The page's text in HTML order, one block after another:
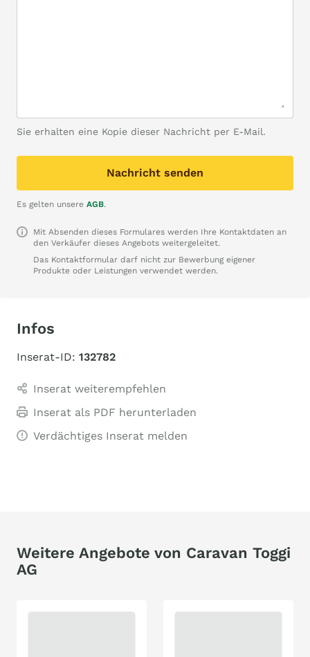
Sie erhalten eine Kopie dieser Nachricht per E-Mail.
Nachricht senden
Es gelten unsere AGB.
Mit Absenden dieses Formulares werden Ihre Kontaktdaten an
den Verkäufer dieses Angebots weitergeleitet.
Das Kontaktformular darf nicht zur Bewerbung eigener
Produkte oder Leistungen verwendet werden.
Infos
Inserat-ID: 132782
Inserat weiterempfehlen
Inserat als PDF herunterladen
Verdächtiges Inserat melden
Weitere Angebote von Caravan Toggi
AG